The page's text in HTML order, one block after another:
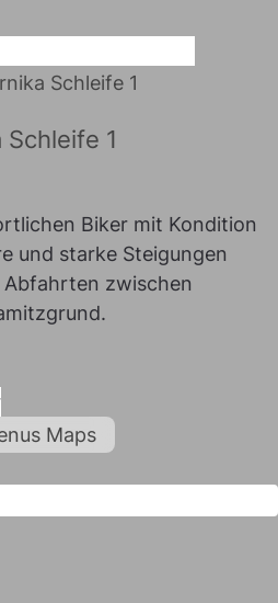
1
Biker mit Kondition
und starke Steigungen
zwischen